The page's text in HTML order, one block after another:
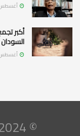
أغسطس 5,
أكبر
السودان
أغسطس 5,
© 2024 sudanalyaum.com